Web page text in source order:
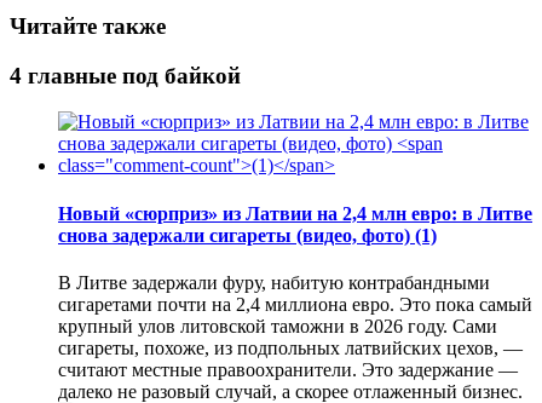
Читайте также
4 главные под байкой
Новый «сюрприз» из Латвии на 2,4 млн евро: в Литве
снова задержали сигареты (видео, фото) (1)
В Литве задержали фуру, набитую контрабандными
сигаретами почти на 2,4 миллиона евро. Это пока самый
крупный улов литовской таможни в 2026 году. Сами
сигареты, похоже, из подпольных латвийских цехов, —
считают местные правоохранители. Это задержание —
далеко не разовый случай, а скорее отлаженный бизнес.